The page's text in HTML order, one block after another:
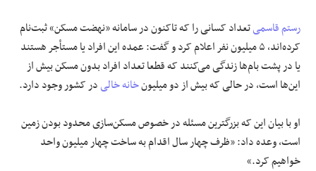
فرهنگی و هنری
مقالات
رستم قاسمیتعداد کسانی را که تاکنون در سامانه «نهضت مسکن» ثبت‌نام
کرده‌اند، ۵ میلیون نفر اعلام کرد و گفت: عمده این افراد یا مستأجر هستند
یا در پشت بام‌ها زندگی می‌کنند که قطعا تعداد افراد بدون مسکن بیش از
این‌ها است، در حالی که بیش از دو میلیونخانه خالیدر کشور وجود دارد.
او با بیان این که بزرگترین مسئله در خصوص مسکن‌سازی محدود بودن زمین
است، وعده داد: «ظرف چهار سال اقدام به ساخت چهار میلیون واحد
خواهیم کرد.»